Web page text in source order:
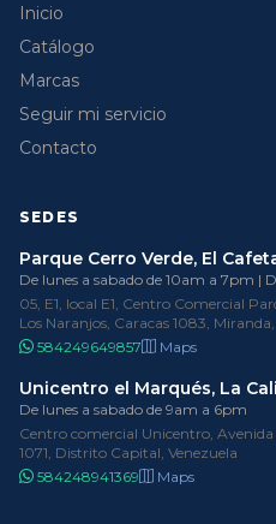
Inicio
Catálogo
Marcas
Seguir mi servicio
Contacto
SEDES
Parque Cerro Verde, El
De lunes a sabado de 10am a 7pm |
05, E1, local E1, Centro Comercial
Los Naranjos, Caracas 1083,
584249649857
Maps
Unicentro el Marqués, La
De lunes a sabado de 9am a 6pm
Centro comercial Unicentro,
1071, Distrito Capital, Venezuela
584248941369
Maps